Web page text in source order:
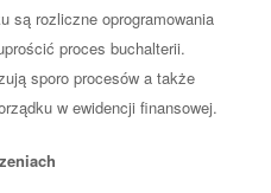
są rozliczne oprogramowania
proces buchalterii.
sporo procesów a także
w ewidencji finansowej.